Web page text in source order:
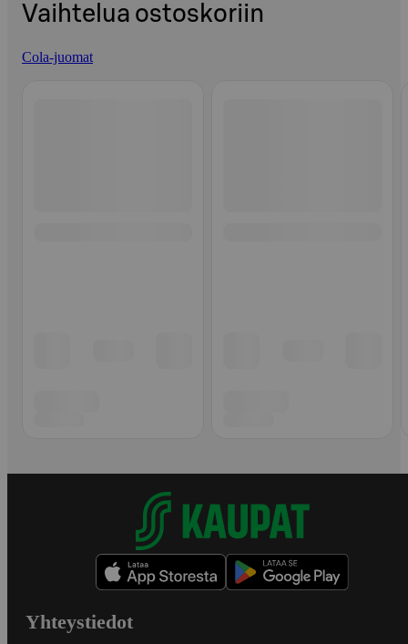
Vaihtelua ostoskoriin
Cola-juomat
Yhteystiedot